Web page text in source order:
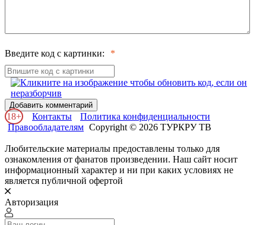
Введите код с картинки:
Добавить комментарий
18+ Контакты
Политика конфиденциальности
Правообладателям Copyright © 2026 ТУРКРУ ТВ
Любительские материалы предоставлены только для
ознакомления от фанатов произведении. Наш сайт носит
информационный характер и ни при каких условиях не
является публичной офертой
Авторизация